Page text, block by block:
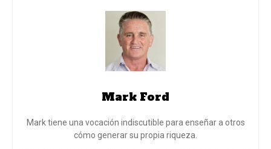
Mark Ford
Mark tiene una vocación indiscutible para enseñar a otros
cómo generar su propia riqueza.